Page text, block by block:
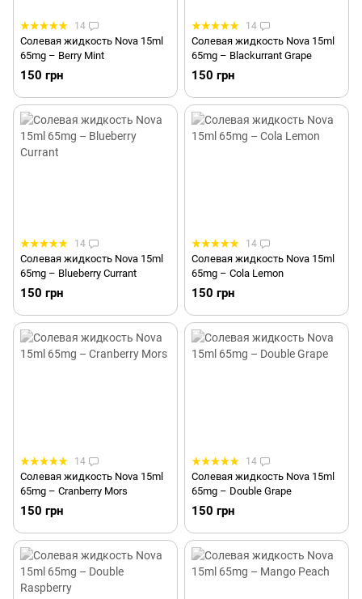
14
Солевая жидкость Nova 15ml
65mg – Berry Mint
150 грн
14
Солевая жидкость Nova 15ml
65mg – Blackurrant Grape
150 грн
14
Солевая жидкость Nova 15ml
65mg – Blueberry Currant
150 грн
14
Солевая жидкость Nova 15ml
65mg – Cola Lemon
150 грн
14
Солевая жидкость Nova 15ml
65mg – Cranberry Mors
150 грн
14
Солевая жидкость Nova 15ml
65mg – Double Grape
150 грн